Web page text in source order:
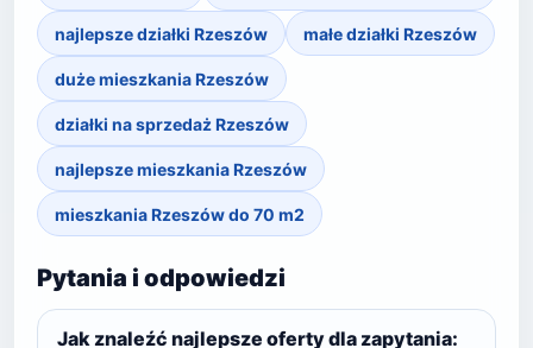
najlepsze działki Rzeszów małe działki Rzeszów
duże mieszkania Rzeszów
działki na sprzedaż Rzeszów
najlepsze mieszkania Rzeszów
mieszkania Rzeszów do 70 m2
Pytania i odpowiedzi
Jak znaleźć najlepsze oferty dla zapytania: